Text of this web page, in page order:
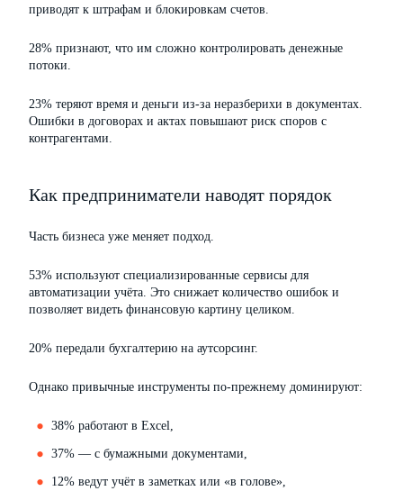
приводят к штрафам и блокировкам счетов.
28% признают, что им сложно контролировать денежные
потоки.
23% теряют время и деньги из-за неразберихи в документах.
Ошибки в договорах и актах повышают риск споров с
контрагентами.
Как предприниматели наводят порядок
Часть бизнеса уже меняет подход.
53% используют специализированные сервисы для
автоматизации учёта. Это снижает количество ошибок и
позволяет видеть финансовую картину целиком.
20% передали бухгалтерию на аутсорсинг.
Однако привычные инструменты по-прежнему доминируют:
38% работают в Excel,
37% — с бумажными документами,
12% ведут учёт в заметках или «в голове»,